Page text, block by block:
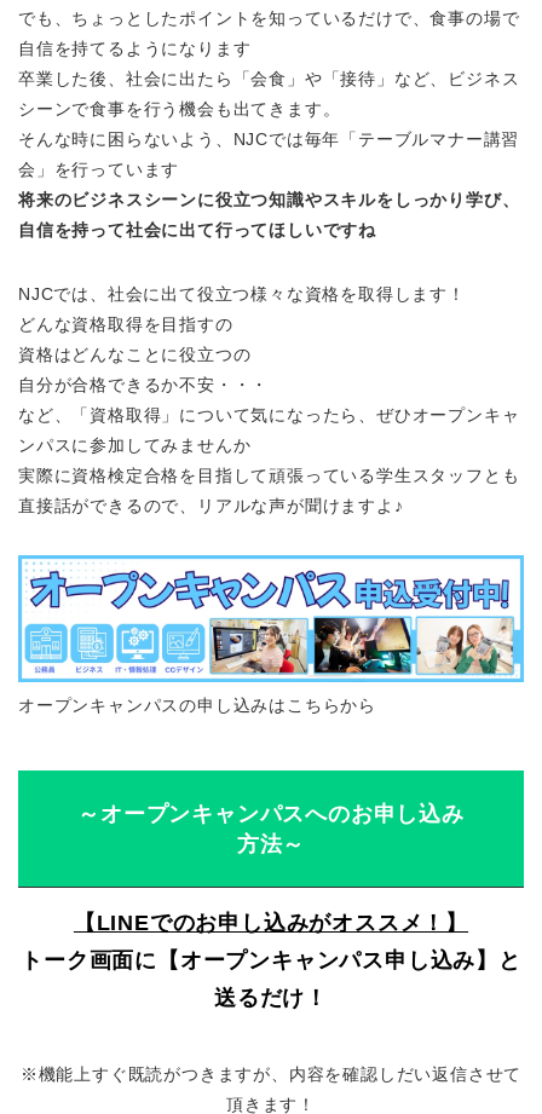
でも、ちょっとしたポイントを知っているだけで、食事の場で
自信を持てるようになります
卒業した後、社会に出たら「会食」や「接待」など、ビジネス
シーンで食事を行う機会も出てきます。
そんな時に困らないよう、NJCでは毎年「テーブルマナー講習
会」を行っています
将来のビジネスシーンに役立つ知識やスキルをしっかり学び、
自信を持って社会に出て行ってほしいですね
NJCでは、社会に出て役立つ様々な資格を取得します！
どんな資格取得を目指すの
資格はどんなことに役立つの
自分が合格できるか不安・・・
など、「資格取得」について気になったら、ぜひオープンキャ
ンパスに参加してみませんか
実際に資格検定合格を目指して頑張っている学生スタッフとも
直接話ができるので、リアルな声が聞けますよ♪
オープンキャンパスの申し込みはこちらから
～オープンキャンパスへのお申し込み
方法～
【LINEでのお申し込みがオススメ！】
トーク画面に【オープンキャンパス申し込み】と
送るだけ！
※機能上すぐ既読がつきますが、内容を確認しだい返信させて
頂きます！